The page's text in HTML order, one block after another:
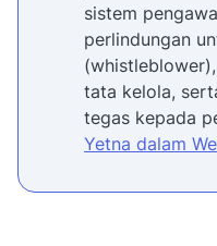
sistem
perlindungan
tata kelola,
tegas kepada
Yetna dalam